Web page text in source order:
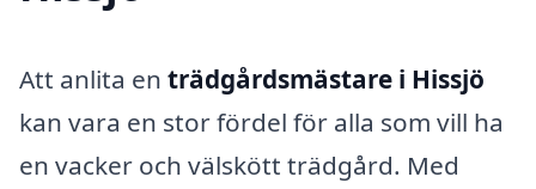
Att anlita en trädgårdsmästare i Hissjö
kan vara en stor fördel för alla som vill ha
en vacker och välskött trädgård. Med